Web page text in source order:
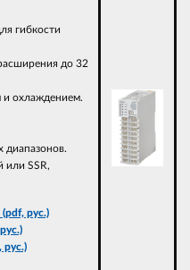
гибкости
до 32
и охлаждением.
диапазонов.
или SSR,
рус.)
рус.)